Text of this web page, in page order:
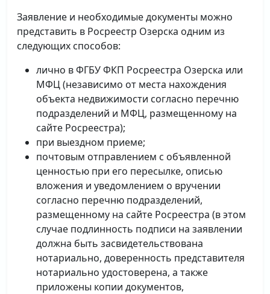
Заявление и необходимые документы можно
представить в Росреестр Озерска одним из
следующих способов:
лично в ФГБУ ФКП Росреестра Озерска или
МФЦ (независимо от места нахождения
объекта недвижимости согласно перечню
подразделений и МФЦ, размещенному на
сайте Росреестра);
при выездном приеме;
почтовым отправлением с объявленной
ценностью при его пересылке, описью
вложения и уведомлением о вручении
согласно перечню подразделений,
размещенному на сайте Росреестра (в этом
случае подлинность подписи на заявлении
должна быть засвидетельствована
нотариально, доверенность представителя
нотариально удостоверена, а также
приложены копии документов,